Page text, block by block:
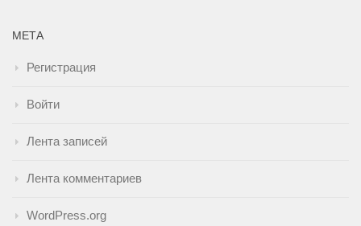
МЕТА
Регистрация
Войти
Лента записей
Лента комментариев
WordPress.org